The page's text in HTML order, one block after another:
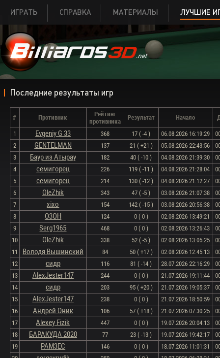
ИГРАТЬ СПРАВКА МАТЕРИАЛЫ ЛУЧШИЕ
Последние результаты игр
# Противник
Рейтинг
противника
Результат Начало
1 Evgeniy G 33 368 17 ( -4 ) 06.08.2026 16:19:29
2
GENTELMAN 137 21 ( +21 ) 05.08.2026 22:43:56
3
Баур из Атырау 182 40 ( -10 ) 04.08.2026 21:39:30
4
семигорец 226 119 ( -11 ) 04.08.2026 21:28:04
5
семигорец 214 130 ( -12 ) 04.08.2026 21:12:27
6
OleZhik 343 47 ( -5 ) 03.08.2026 21:07:38
7
xixo 154 142 ( -15 ) 03.08.2026 20:56:38
8
O3OH 124 0 ( 0 ) 02.08.2026 13:49:21
9
Serg1965 468 0 ( 0 ) 02.08.2026 13:26:43
10
OleZhik 338 52 ( -5 ) 02.08.2026 13:05:25
11
Володя Вышинский 84 50 ( +17 ) 02.08.2026 12:45:13
12
сидр 116 81 ( -14 ) 28.07.2026 22:16:29
13
AlexJester147 244 0 ( 0 ) 21.07.2026 19:11:44
14
сидр 203 95 ( +20 ) 21.07.2026 19:05:37
15
AlexJester147 238 0 ( 0 ) 21.07.2026 18:50:59
16
Андрей Оник 106 57 ( +18 ) 21.07.2026 07:30:25
17
Alexey Fizik 447 0 ( 0 ) 19.07.2026 20:04:13
18
БАРАКУДА 2020 77 23 ( -13 ) 19.07.2026 19:42:17
19
PAM3EC 146 0 ( 0 ) 18.07.2026 11:01:31